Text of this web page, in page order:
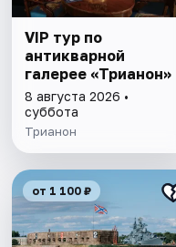
VIP тур по
антикварной
галерее «Трианон»
8 августа 2026 •
суббота
Трианон
от 1 100 ₽